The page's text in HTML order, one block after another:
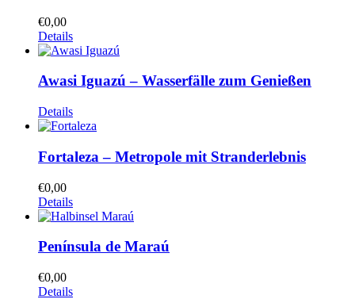
€0,00
Details
Awasi Iguazú – Wasserfälle zum Genießen
Details
Fortaleza – Metropole mit Stranderlebnis
€0,00
Details
Península de Maraú
€0,00
Details